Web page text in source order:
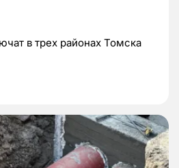
в трех районах Томска